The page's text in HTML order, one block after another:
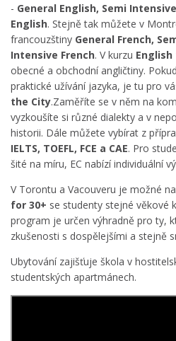
- General English, Semi
English. Stejně tak můžete v
francouzštiny General French,
Intensive French. V kurzu
obecné a obchodní angličtiny.
praktické užívání jazyka, je tu pro
the City.Zaměříte se v něm na
vyzkoušíte si různé dialekty a v
historii. Dále můžete vybírat z
IELTS, TOEFL, FCE a CAE. Pro
šité na míru, EC nabízí individuální
V Torontu a Vacouveru je možné
for 30+ se studenty stejné věkové
program je určen výhradně pro ty,
zkušenosti s dospělejšími a stejně
Ubytování zajišťuje škola v
studentských apartmánech.